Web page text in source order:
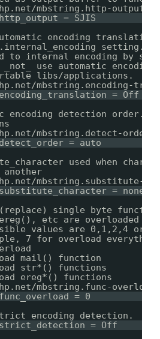
mbstring.http-output
= SJIS
encoding translation
setting.
to internal encoding by
_not_ use automatic
libs/applications.
mbstring.encoding-
= Off
encoding detection order.
mbstring.detect-order
= auto
used when
mbstring.substitute-
= none;
single byte
etc are overloaded by
values are 0,1,2,4 or
7 for overload
mail() function
str*() functions
ereg*() functions
mbstring.func-overload
= 0
encoding detection.
= Off